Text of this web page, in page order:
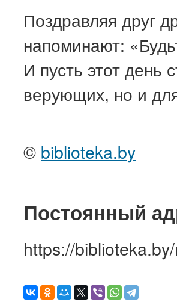
Поздравляя друг
напоминают:
И пусть этот день
верующих, но и
© biblioteka.by
Постоянный
https://